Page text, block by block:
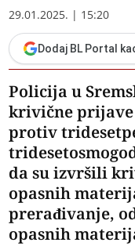
29.01.2025. | 15:20
Dodaj BL Portal
Policija u
krivične
protiv
da su izvršili
opasnih
prerađivanje,
opasnih